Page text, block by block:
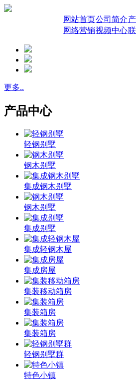
网站首页公司简介
网络营销视频中心
更多..
产品中心
轻钢别墅
钢木别墅
集成钢木别墅
钢木别墅
集成别墅
集成轻钢木屋
集成房屋
集装移动箱房
集装箱房
集装箱房
轻钢别墅群
特色小镇